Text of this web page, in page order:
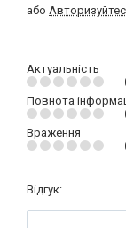
або
Актуальність
Повнота
Враження
Відгук: